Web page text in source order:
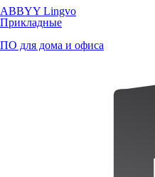
ABBYY Lingvo
Прикладные
ПО для дома и офиса